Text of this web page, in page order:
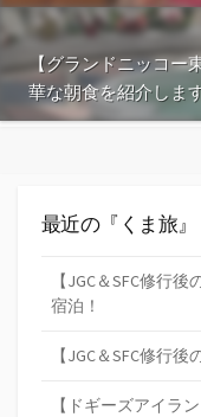
【グランドニッコ
華な朝食を紹介します
最近の『くま旅』
【JGC＆SFC修行
宿泊！
【JGC＆SFC修行
【ドギーズアイラ